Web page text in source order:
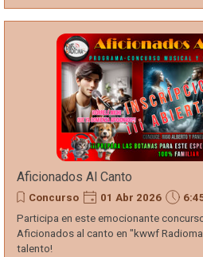
Aficionados Al Canto
Concurso 01 Abr 2026
Participa en este emocionante
Aficionados al canto en "kwwf
talento!